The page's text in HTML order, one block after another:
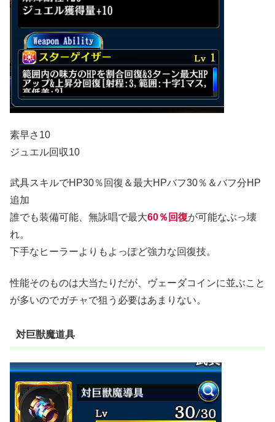
素早さ10
ジュエル回収10
武具スキルでHP30％回復＆最大HPバフ30％＆バフ分HP
追加
誰でも装備可能、無詠唱で最大60％回復が可能なぶっ壊
れ。
下手なヒーラーよりもよっぽど強力な回復技。
性能そのものは大当たりだが、ヴェーダコインに並ぶこと
が多いのでガチャで狙う必要はあまりない。
対巨獣魔道具